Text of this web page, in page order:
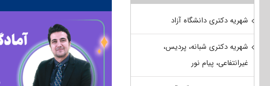
شهریه دکتری دانشگاه آزاد
شهریه دکتری شبانه، پردیس،
غیرانتفاعی، پیام نور